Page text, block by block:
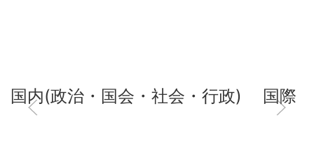
国内(政治・国会・社会・行政) 国際